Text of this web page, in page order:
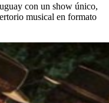
con un show único,
musical en formato